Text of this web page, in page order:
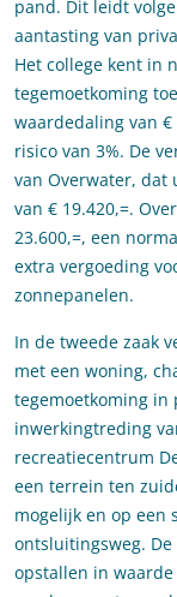
pand. Dit leidt
aantasting van
Het college kent in
tegemoetkoming
waardedaling van
risico van 3%. De
van Overwater, dat
van € 19.420,=.
23.600,=, een
extra vergoeding
zonnepanelen.
In de tweede zaak
met een woning,
tegemoetkoming in
inwerkingtreding
recreatiecentrum
een terrein ten
mogelijk en op een
ontsluitingsweg.
opstallen in